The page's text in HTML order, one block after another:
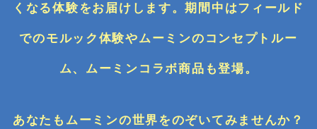
くなる体験をお届けします。期間中はフィールド
でのモルック体験やムーミンのコンセプトルー
ム、ムーミンコラボ商品も登場。
あなたもムーミンの世界をのぞいてみませんか？